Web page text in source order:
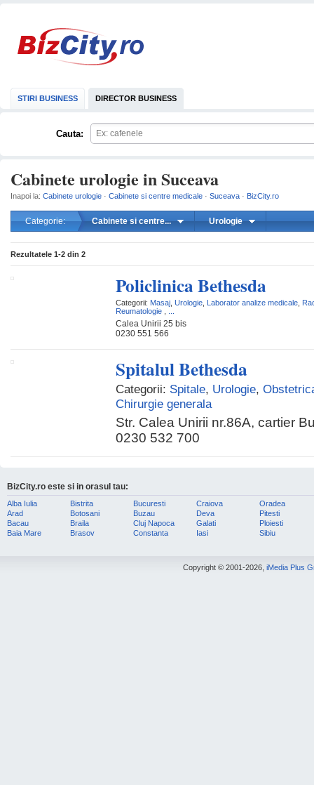
STIRI BUSINESS DIRECTOR BUSINESS
Cauta:
Cabinete urologie in Suceava
Inapoi la: Cabinete urologie · Cabinete si centre medicale · Suceava · BizCity.ro
Categorie: Cabinete si centre... Urologie
Rezultatele 1-2 din 2
Policlinica Bethesda
Categorii: Masaj Urologie Laborator analize medicale
Reumatologie
Calea Unirii 25 bis
0230 551 566
Spitalul Bethesda
Categorii: Spitale, Urologie,
Chirurgie generala
Str. Calea Unirii nr.86A, cartier
0230 532 700
BizCity.ro este si in orasul tau:
Alba Iulia
Arad
Bacau
Baia Mare
Bistrita
Botosani
Braila
Brasov
Bucuresti
Buzau
Cluj Napoca
Constanta
Craiova
Deva
Galati
Iasi
Oradea
Pitesti
Ploiesti
Sibiu
Copyright © 2001-2026, iMedia Plus